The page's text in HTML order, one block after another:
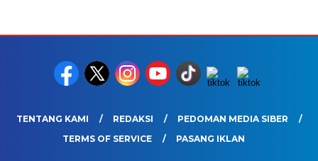
TENTANG KAMI REDAKSI
PEDOMAN MEDIA SIBER
TERMS OF SERVICE
PASANG IKLAN